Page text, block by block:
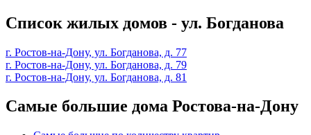
Список жилых домов - ул. Богданова
г. Ростов-на-Дону, ул. Богданова, д. 77
г. Ростов-на-Дону, ул. Богданова, д. 79
г. Ростов-на-Дону, ул. Богданова, д. 81
Самые большие дома Ростова-на-Дону